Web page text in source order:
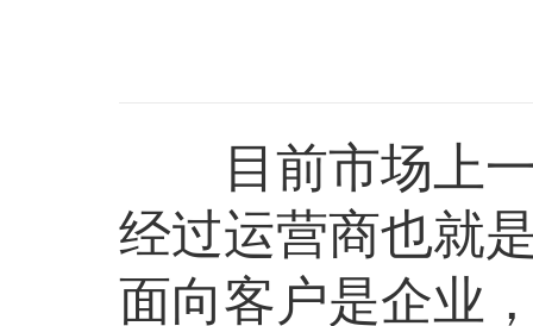
目前市场上一
经过运营商也就
面向客户是企业